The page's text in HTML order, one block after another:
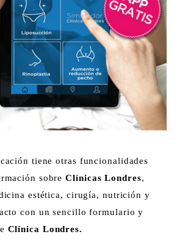
tiene otras funcionalidades
sobre Clínicas Londres,
estética, cirugía, nutrición y
con un sencillo formulario y
Clínica Londres.